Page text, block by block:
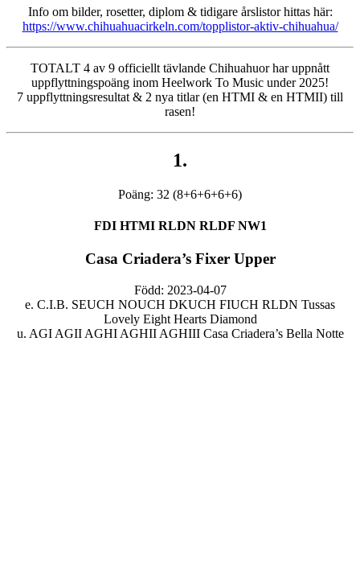
Info om bilder, rosetter, diplom & tidigare årslistor hittas här:
https://www.chihuahuacirkeln.com/topplistor-aktiv-chihuahua/
TOTALT 4 av 9 officiellt tävlande Chihuahuor har uppnått
uppflyttningspoäng inom Heelwork To Music under 2025!
7 uppflyttningsresultat & 2 nya titlar (en HTMI & en HTMII) till
rasen!
1.
Poäng: 32 (8+6+6+6+6)
FDI HTMI RLDN RLDF NW1
Casa Criadera’s Fixer Upper
Född: 2023-04-07
e. C.I.B. SEUCH NOUCH DKUCH FIUCH RLDN Tussas
Lovely Eight Hearts Diamond
u. AGI AGII AGHI AGHII AGHIII Casa Criadera’s Bella Notte